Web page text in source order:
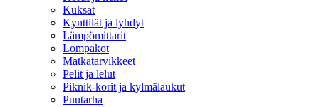
Kuksat
Kynttilät ja lyhdyt
Lämpömittarit
Lompakot
Matkatarvikkeet
Pelit ja lelut
Piknik-korit ja kylmälaukut
Puutarha